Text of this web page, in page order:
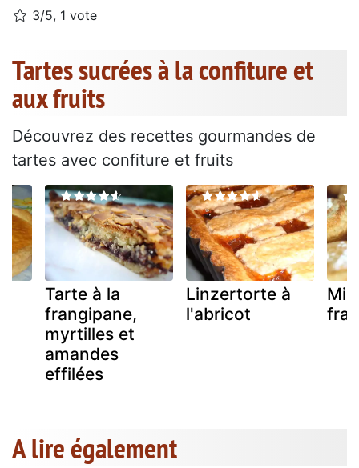
3/5, 1 vote
Tartes sucrées à la confiture et
aux fruits
Découvrez des recettes gourmandes de
tartes avec confiture et fruits
Tarte à la
frangipane,
myrtilles et
amandes
effilées
Linzertorte à
l'abricot
A lire également